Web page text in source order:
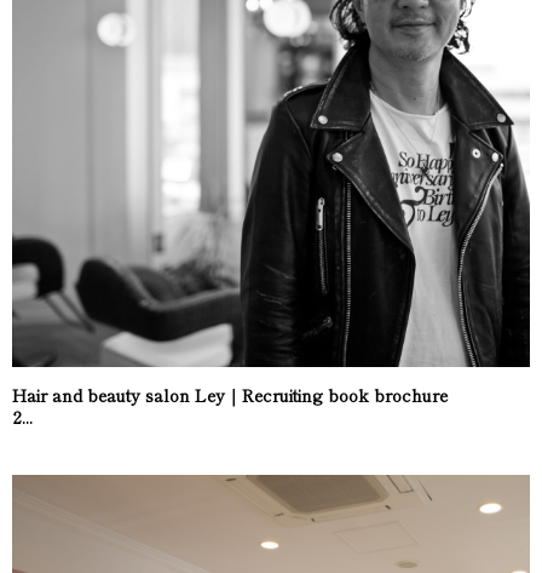
Hair and beauty salon Ley｜Recruiting book brochure
2...